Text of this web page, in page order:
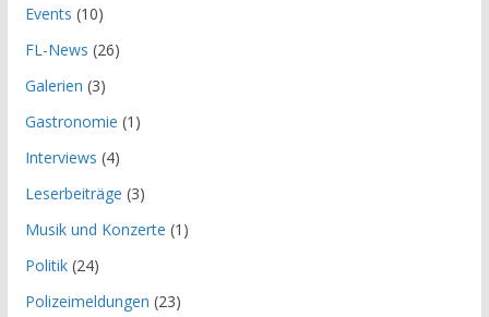
Events (10)
FL-News (26)
Galerien (3)
Gastronomie (1)
Interviews (4)
Leserbeiträge (3)
Musik und Konzerte (1)
Politik(24)
Polizeimeldungen (23)